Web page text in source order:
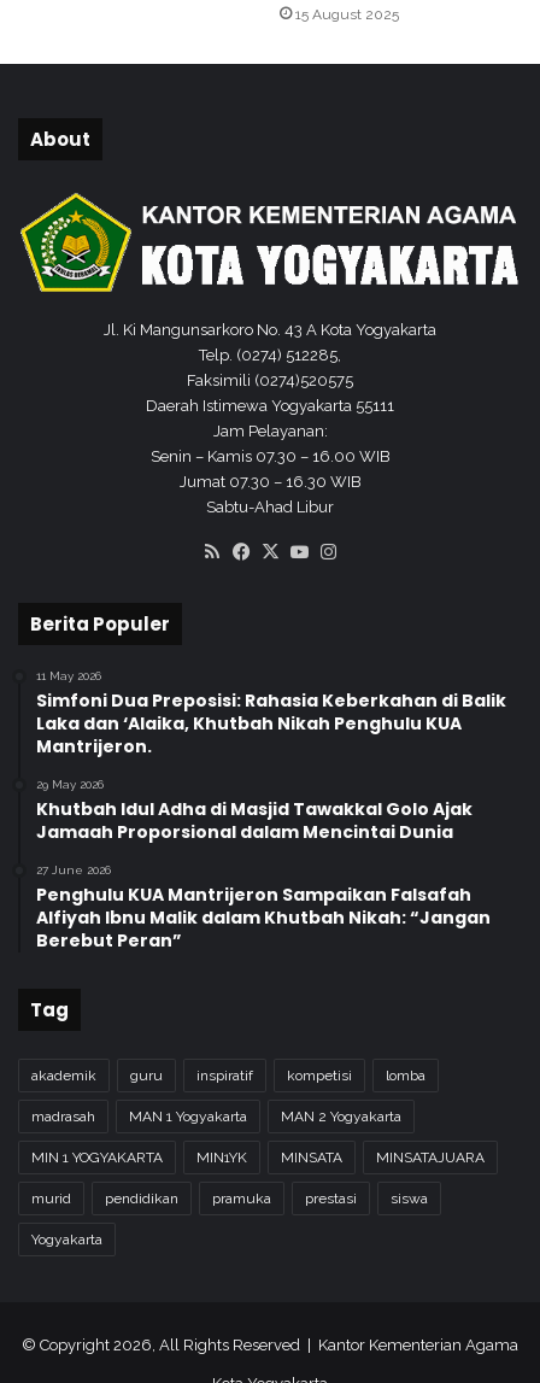
K
a
15 August 2025
About
Jl. Ki Mangunsarkoro No. 43 A Kota Yogyakarta
Telp. (0274) 512285,
Faksimili (0274)520575
Daerah Istimewa Yogyakarta 55111
Jam Pelayanan:
Senin – Kamis 07.30 – 16.00 WIB
Jumat 07.30 – 16.30 WIB
Sabtu-Ahad Libur
RSS Facebook
X YouTube
Berita Populer
11 May 2026
Simfoni Dua Preposisi: Rahasia Keberkahan di Balik
Laka dan ‘Alaika, Khutbah Nikah Penghulu KUA
Mantrijeron.
29 May 2026
Khutbah Idul Adha di Masjid Tawakkal Golo Ajak
Jamaah Proporsional dalam Mencintai Dunia
27 June 2026
Penghulu KUA Mantrijeron Sampaikan Falsafah
Alfiyah Ibnu Malik dalam Khutbah Nikah: “Jangan
Berebut Peran”
Tag
akademik guru inspiratif kompetisi lomba
madrasah MAN 1 Yogyakarta MAN 2 Yogyakarta
MIN 1 YOGYAKARTA MIN1YK MINSATA MINSATAJUARA
murid pendidikan pramuka prestasi siswa
Yogyakarta
© Copyright 2026, All Rights Reserved | Kantor Kementerian Agama